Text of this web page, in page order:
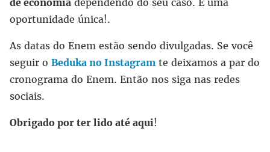
de economia dependendo do seu caso. É uma
oportunidade única!.
As datas do Enem estão sendo divulgadas. Se você
seguir o Beduka no Instagram te deixamos a par do
cronograma do Enem. Então nos siga nas redes
sociais.
Obrigado por ter lido até aqui!